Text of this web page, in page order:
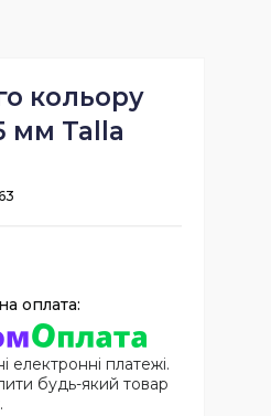
кольору
мм Talla
електронні платежі.
будь-який товар